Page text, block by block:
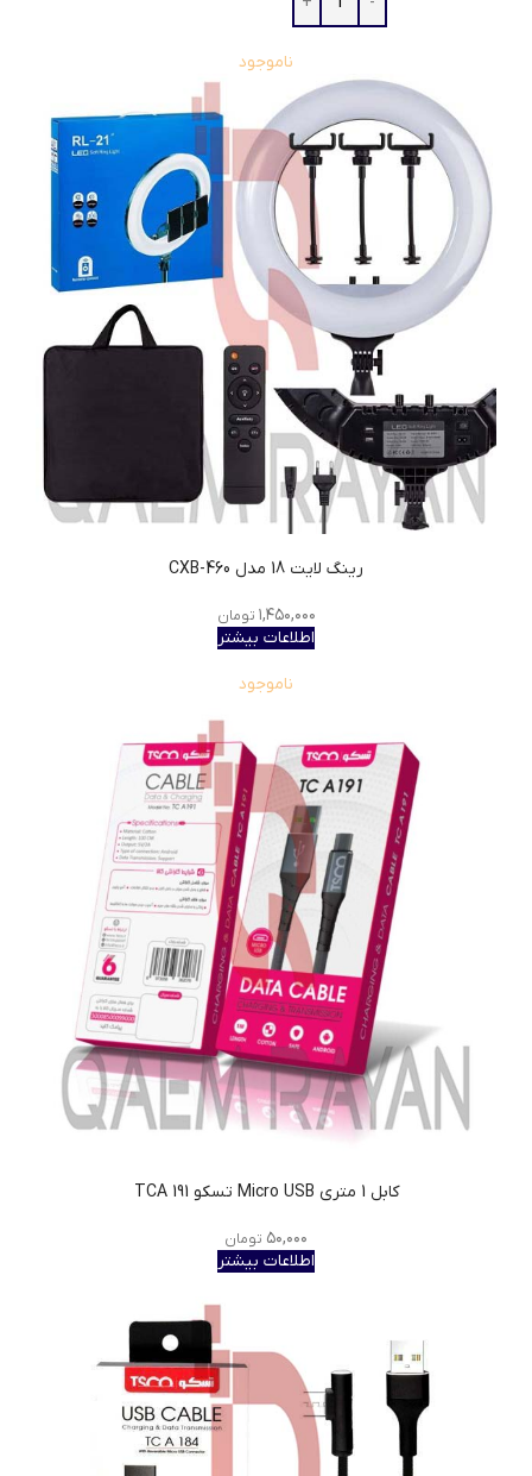
ناموجود
رينگ لايت 18 مدل CXB-460
۱,۴۵۰,۰۰۰ تومان
اطلاعات بیشتر
ناموجود
کابل 1 متری Micro USB تسکو TCA 191
۵۰,۰۰۰ تومان
اطلاعات بیشتر